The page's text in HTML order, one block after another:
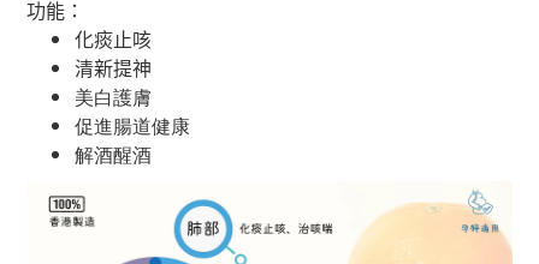
功能：
化痰止咳
清新提神
美白護膚
促進腸道健康
解酒醒酒